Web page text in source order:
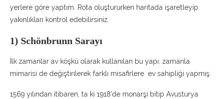
yerlere göre yaptım. Rota oluştururken haritada işaretleyip
yakınlıkları kontrol edebilirsiniz.
1) Schönbrunn Sarayı
İlk zamanlar av köşkü olarak kullanılan bu yapı, zamanla
mimarisi de değiştirilerek farklı misafirlere ev sahipliği yapmış.
1569 yılından itibaren, ta ki 1918’de monarşi bitip Avusturya